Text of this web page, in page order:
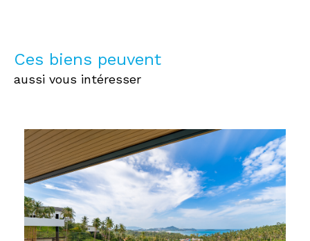
Ces biens peuvent
aussi vous intéresser